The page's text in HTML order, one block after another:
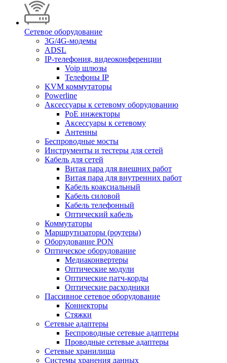
Сетевое оборудование
3G/4G-модемы
ADSL
IP-телефония, видеоконференции
Voip шлюзы
Телефоны IP
KVM коммутаторы
Powerline
Аксессуары к сетевому оборудованию
PoE инжекторы
Аксессуары к сетевому
Антенны
Беспроводные мосты
Инструменты и тестеры для сетей
Кабель для сетей
Витая пара для внешних работ
Витая пара для внутренних работ
Кабель коаксиальный
Кабель силовой
Кабель телефонный
Оптический кабель
Коммутаторы
Маршрутизаторы (роутеры)
Оборудование PON
Оптическое оборудование
Медиаконвертеры
Оптические модули
Оптические патч-корды
Оптические расходники
Пассивное сетевое оборудование
Коннекторы
Стяжки
Сетевые адаптеры
Беспроводные сетевые адаптеры
Проводные сетевые адаптеры
Сетевые хранилища
Системы хранения данных